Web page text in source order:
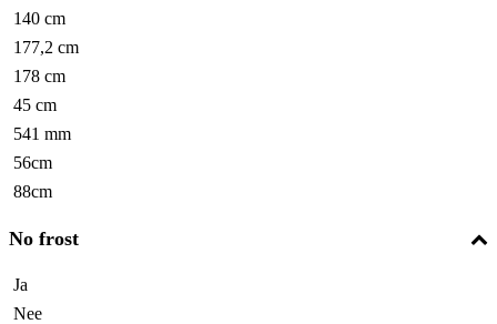
140 cm
177,2 cm
178 cm
45 cm
541 mm
56cm
88cm
No frost
Ja
Nee